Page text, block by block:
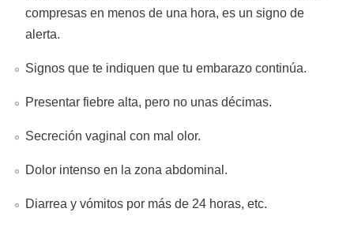
compresas en menos de una hora, es un signo de
alerta.
Signos que te indiquen que tu embarazo continúa.
Presentar fiebre alta, pero no unas décimas.
Secreción vaginal con mal olor.
Dolor intenso en la zona abdominal.
Diarrea y vómitos por más de 24 horas, etc.